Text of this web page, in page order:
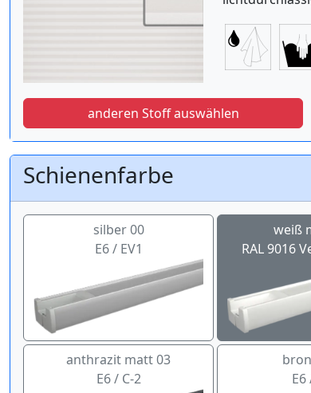
anderen Stoff auswählen
Schienenfarbe
silber 00
E6 / EV1
weiß
RAL 9016
anthrazit matt 03
E6 / C-2
E6